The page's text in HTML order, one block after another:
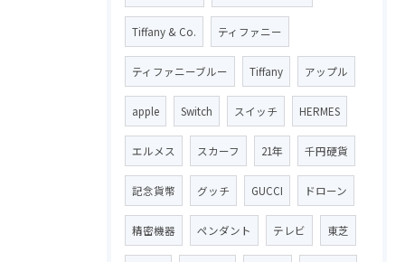
Tiffany & Co. ティファニー
ティファニーブルー Tiffany アップル
apple Switch スイッチ HERMES
エルメス スカーフ 21年 千円硬貨
記念貨幣 グッチ GUCCI ドローン
精密機器 ペンダント テレビ 東芝